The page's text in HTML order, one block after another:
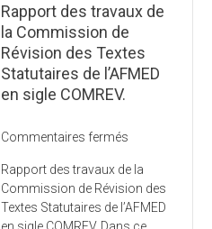
Rapport des travaux de
la Commission de
Révision des Textes
Statutaires de l’AFMED
en sigle COMREV.
Commentaires fermés
des
travaux
de
Rapport des travaux de la
Commission de Révision des
Textes Statutaires de l’AFMED
en sigle COMREV. Dans ce